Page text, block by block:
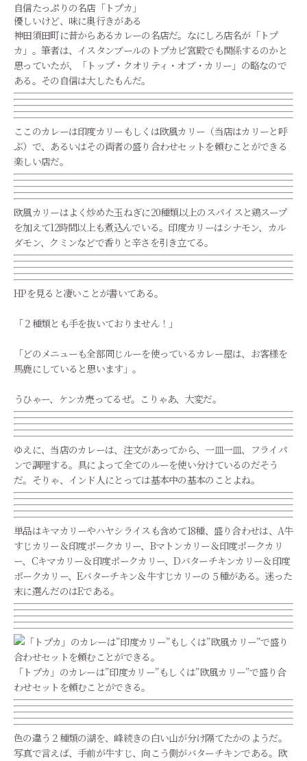
自信たっぷりの名店「トプカ」
優しいけど、味に奥行きがある
神田須田町に昔からあるカレーの名店だ。なにしろ店名が「トプ
カ」。筆者は、イスタンブールのトプカピ宮殿でも関係するのかと
思っていたが、「ト ッ プ・クオリティ・オブ・ カ リー」の略なので
ある。その自信は大したもんだ。
ここのカレーは印度カリーもしくは欧風カリー（当店はカリーと呼
ぶ）で、あるいはその両者の盛り合わせセットを頼むことができる
楽しい店だ。
欧風カリーはよく炒めた玉ねぎに20種類以上のスパイスと鶏スープ
を加えて12時間以上も煮込んでいる。印度カリーはシナモン、カル
ダモン、クミンなどで香りと辛さを引き立てる。
HPを見ると凄いことが書いてある。
「２種類とも手を抜いておりません！」
「どのメニューも全部同じルーを使っているカレー屋は、お客様を
馬鹿にしていると思います」。
うひゃー、ケンカ売ってるぜ。こりゃあ、大変だ。
ゆえに、当店のカレーは、注文があってから、一皿一皿、フライパ
ンで調理する。具によって全てのルーを使い分けているのだそう
だ。そりゃ、インド人にとっては基本中の基本のことよね。
単品はキマカリーやハヤシライスも含めて18種、盛り合わせは、A牛
すじカリー＆印度ポークカリー、Bマトンカリー＆印度ポークカリ
ー、Cキマカリー＆印度ポークカリー、Dバターチキンカリー＆印度
ポークカリー、Eバターチキン＆牛すじカリーの５種がある。迷った
末に選んだのはEである。
「トプカ」のカレーは”印度カリー”もしくは”欧風カリー”で盛り合
わせセットを頼むことができる。
色の違う２種類の湖を、峰続きの白い山が分け隔てたかのようだ。
写真で言えば、手前が牛すじ、向こう側がバターチキンである。欧